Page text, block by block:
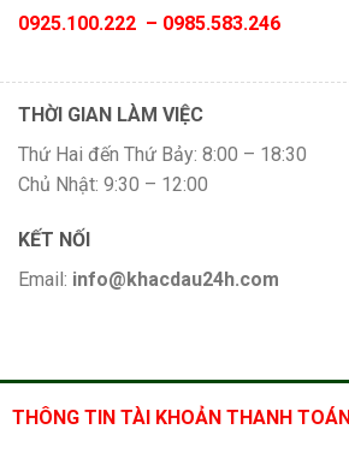
0925.100.222 – 0985.583.246
THỜI GIAN LÀM VIỆC
Thứ Hai đến Thứ Bảy: 8:00 – 18:30
Chủ Nhật: 9:30 – 12:00
KẾT NỐI
Email: info@khacdau24h.com
THÔNG TIN TÀI KHOẢN THANH TOÁN